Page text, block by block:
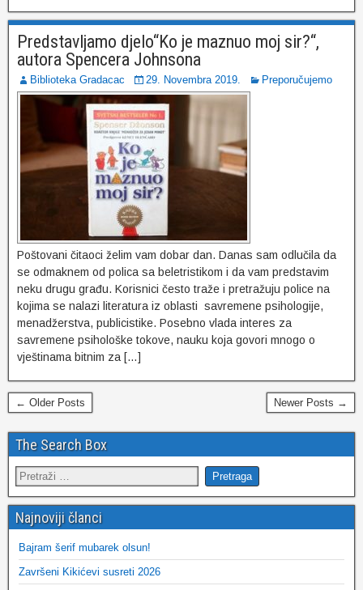
Predstavljamo djelo“Ko je maznuo moj sir?“,
autora Spencera Johnsona
Biblioteka Gradacac 29. Novembra 2019. Preporučujemo
Poštovani čitaoci želim vam dobar dan. Danas sam odlučila da
se odmaknem od polica sa beletristikom i da vam predstavim
neku drugu građu. Korisnici često traže i pretražuju police na
kojima se nalazi literatura iz oblasti savremene psihologije,
menadžerstva, publicistike. Posebno vlada interes za
savremene psihološke tokove, nauku koja govori mnogo o
vještinama bitnim za […]
← Older Posts Newer Posts →
The Search Box
Najnoviji članci
Bajram šerif mubarek olsun!
Završeni Kikićevi susreti 2026